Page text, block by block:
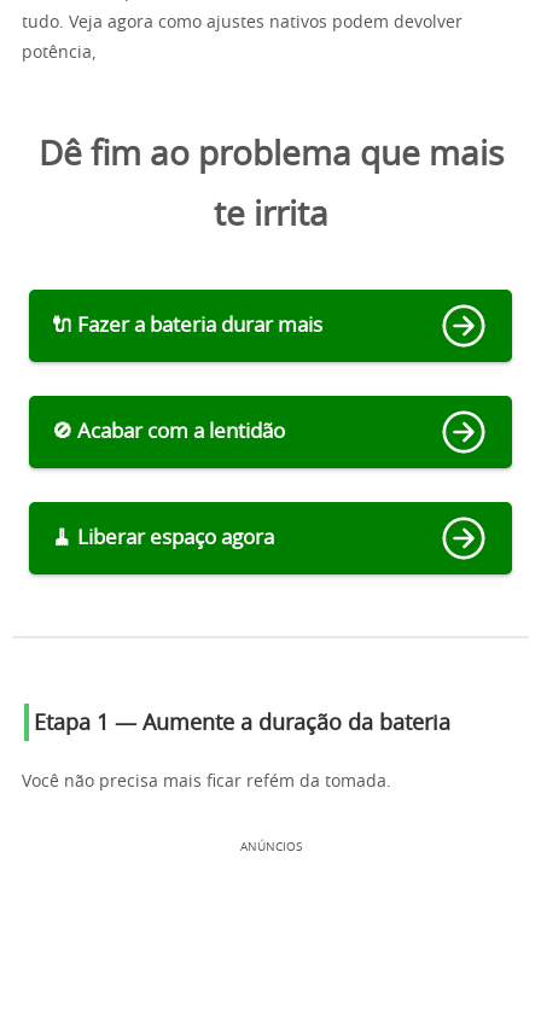
tudo. Veja agora como ajustes nativos podem devolver
potência,
Dê fim ao problema que mais
te irrita
🔌 Fazer a bateria durar mais
🚫 Acabar com a lentidão
🧹 Liberar espaço agora
Etapa 1 — Aumente a duração da bateria
Você não precisa mais ficar refém da tomada.
ANÚNCIOS